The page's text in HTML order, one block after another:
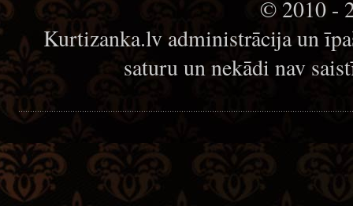
© 2010 -
Kurtizanka.lv administrācija un
saturu un nekādi nav